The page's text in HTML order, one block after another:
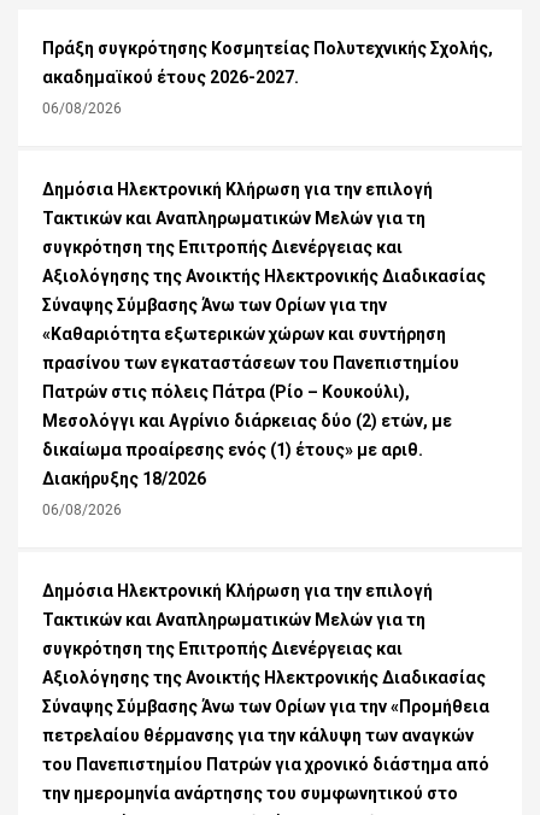
Πράξη συγκρότησης Κοσμητείας Πολυτεχνικής Σχολής,
ακαδημαϊκού έτους 2026-2027.
06/08/2026
Δημόσια Ηλεκτρονική Κλήρωση για την επιλογή
Τακτικών και Αναπληρωματικών Μελών για τη
συγκρότηση της Επιτροπής Διενέργειας και
Αξιολόγησης της Ανοικτής Ηλεκτρονικής Διαδικασίας
Σύναψης Σύμβασης Άνω των Ορίων για την
«Καθαριότητα εξωτερικών χώρων και συντήρηση
πρασίνου των εγκαταστάσεων του Πανεπιστημίου
Πατρών στις πόλεις Πάτρα (Ρίο – Κουκούλι),
Μεσολόγγι και Αγρίνιο διάρκειας δύο (2) ετών, με
δικαίωμα προαίρεσης ενός (1) έτους» με αριθ.
Διακήρυξης 18/2026
06/08/2026
Δημόσια Ηλεκτρονική Κλήρωση για την επιλογή
Τακτικών και Αναπληρωματικών Μελών για τη
συγκρότηση της Επιτροπής Διενέργειας και
Αξιολόγησης της Ανοικτής Ηλεκτρονικής Διαδικασίας
Σύναψης Σύμβασης Άνω των Ορίων για την «Προμήθεια
πετρελαίου θέρμανσης για την κάλυψη των αναγκών
του Πανεπιστημίου Πατρών για χρονικό διάστημα από
την ημερομηνία ανάρτησης του συμφωνητικού στο